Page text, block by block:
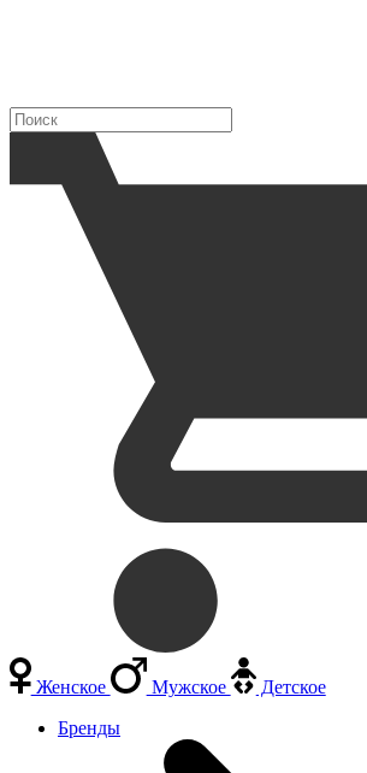
Женское Мужское
Детское
Бренды